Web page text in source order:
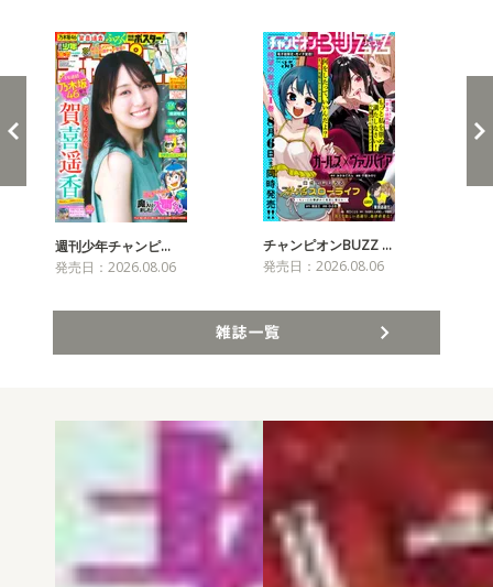
週刊少年チャンピ…
発売日：2026.08.06
チャンピオンBUZZ …
発売日：2026.08.06